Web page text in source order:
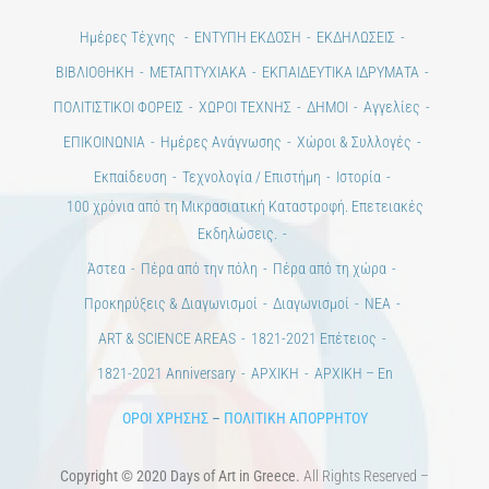
ΒΙΒΛΙΟΘΗΚΗ
ΜΕΤΑΠΤΥΧΙΑΚΑ
ΕΚΠΑΙΔΕΥΤΙΚΑ ΙΔΡΥΜΑΤΑ
ΠΟΛΙΤΙΣΤΙΚΟΙ ΦΟΡΕΙΣ
ΧΩΡΟΙ ΤΕΧΝΗΣ ΔΗΜΟΙ
Αγγελίες
ΕΠΙΚΟΙΝΩΝΙΑ
Ημέρες Ανάγνωσης
Χώροι & Συλλογές
Εκπαίδευση
Τεχνολογία / Επιστήμη
Ιστορία
100 χρόνια από τη Μικρασιατική Καταστροφή. Επετειακές
Εκδηλώσεις.
Πέρα από την πόλη
Πέρα από τη χώρα
Προκηρύξεις & Διαγωνισμοί
Διαγωνισμοί
ΝΕΑ
ART & SCIENCE AREAS
1821-2021 Επέτειος
1821-2021 Anniversary
ΑΡΧΙΚΗ ΑΡΧΙΚΗ – En
Developed by Think Plus